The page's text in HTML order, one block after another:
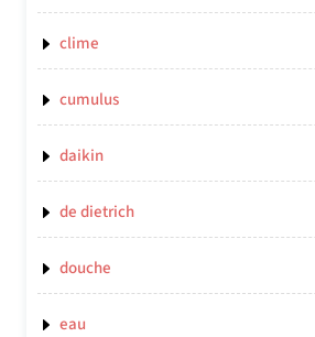
clime
cumulus
daikin
de dietrich
douche
eau